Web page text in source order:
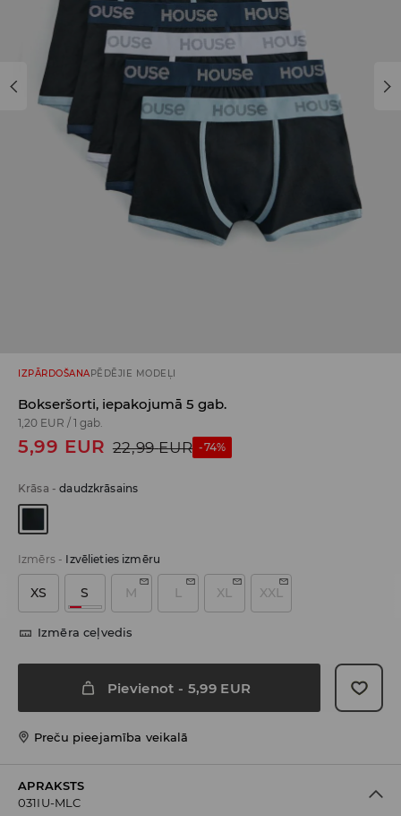
IZPĀRDOŠANA PĒDĒJIE MODEĻI
Bokseršorti, iepakojumā 5 gab.
1,20 EUR / 1 gab.
5,99 EUR 22,99 EUR -74%
Krāsa -daudzkrāsains
Izmērs- Izvēlieties izmēru
XS S M L XL XXL
Izmēra ceļvedis
Pievienot - 5,99 EUR
Preču pieejamība veikalā
APRAKSTS
031IU-MLC